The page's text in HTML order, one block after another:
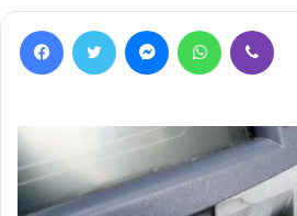
Facebook Twitter MessengerWhatsApp